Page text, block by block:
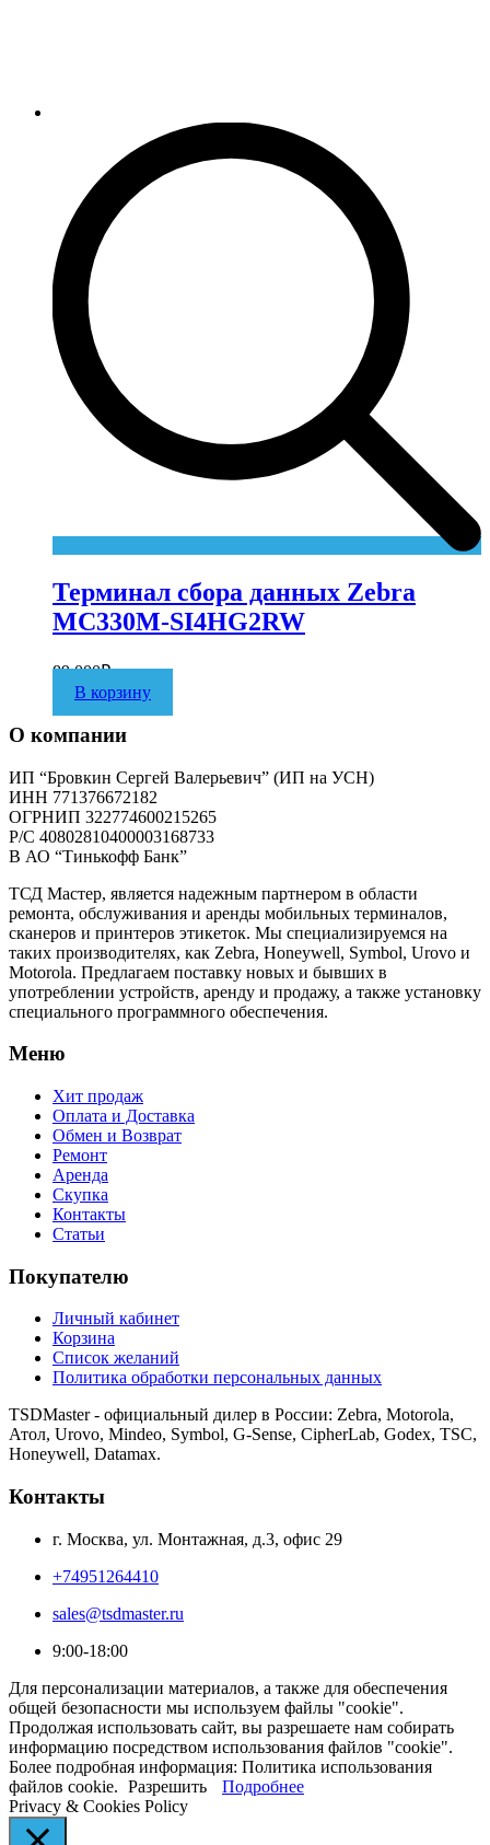
Терминал сбора данных Zebra
MC330M-SI4HG2RW
89 000₽
В корзину
О компании
ИП “Бровкин Сергей Валерьевич” (ИП на УСН)
ИНН 771376672182
ОГРНИП 322774600215265
P/C 40802810400003168733
В АО “Тинькофф Банк”
ТСД Мастер, является надежным партнером в области
ремонта, обслуживания и аренды мобильных терминалов,
сканеров и принтеров этикеток. Мы специализируемся на
таких производителях, как Zebra, Honeywell, Symbol, Urovo и
Motorola. Предлагаем поставку новых и бывших в
употреблении устройств, аренду и продажу, а также установку
специального программного обеспечения.
Меню
Хит продаж
Оплата и Доставка
Обмен и Возврат
Ремонт
Аренда
Скупка
Контакты
Статьи
Покупателю
Личный кабинет
Корзина
Список желаний
Политика обработки персональных данных
TSDMaster - официальный дилер в России: Zebra, Motorola,
Атол, Urovo, Mindeo, Symbol, G-Sense, CipherLab, Godex, TSC,
Honeywell, Datamax.
Контакты
г. Москва, ул. Монтажная, д.3, офис 29
+74951264410
sales@tsdmaster.ru
9:00-18:00
Для персонализации материалов, а также для обеспечения
общей безопасности мы используем файлы "cookie".
Продолжая использовать сайт, вы разрешаете нам собирать
информацию посредством использования файлов "cookie".
Более подробная информация: Политика использования
файлов cookie. Разрешить
Подробнее
Privacy & Cookies Policy